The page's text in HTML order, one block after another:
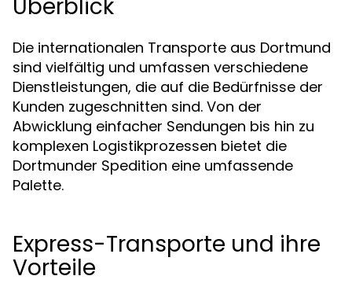
Überblick
Die internationalen Transporte aus Dortmund
sind vielfältig und umfassen verschiedene
Dienstleistungen, die auf die Bedürfnisse der
Kunden zugeschnitten sind. Von der
Abwicklung einfacher Sendungen bis hin zu
komplexen Logistikprozessen bietet die
Dortmunder Spedition eine umfassende
Palette.
Express-Transporte und ihre
Vorteile